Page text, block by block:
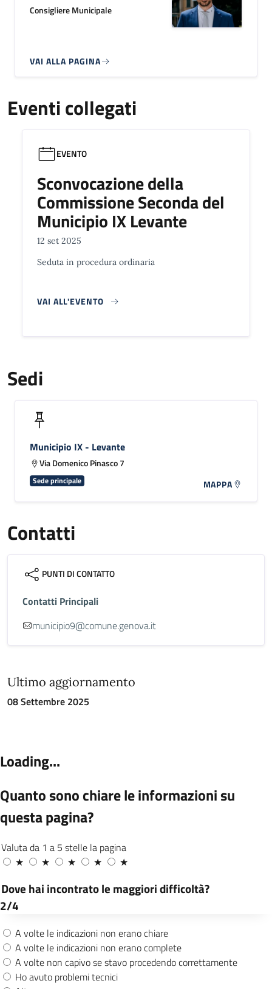
Consigliere Municipale
VAI ALLA PAGINA
Eventi collegati
EVENTO
Sconvocazione della
Commissione Seconda del
Municipio IX Levante
12 set 2025
Seduta in procedura ordinaria
VAI ALL'EVENTO
Sedi
Municipio IX - Levante
Via Domenico Pinasco 7
Sede principale MAPPA
Contatti
PUNTI DI CONTATTO
Contatti Principali
municipio9@comune.genova.it
Ultimo aggiornamento
08 Settembre 2025